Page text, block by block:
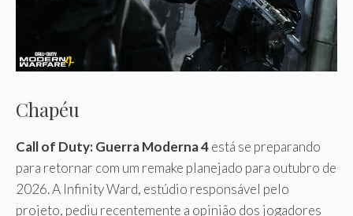
Chapéu
Call of Duty: Guerra Moderna 4está se preparando
para retornar com um remake planejado para outubro de
2026. A Infinity Ward, estúdio responsável pelo
projeto, pediu recentemente a opinião dos jogadores